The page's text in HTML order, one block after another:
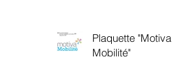
Plaquette "Motiva
Mobilité"